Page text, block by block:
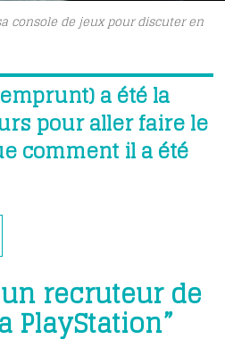
console de jeux pour discuter en
a été la
pour aller faire le
comment il a été
recruteur de
PlayStation”